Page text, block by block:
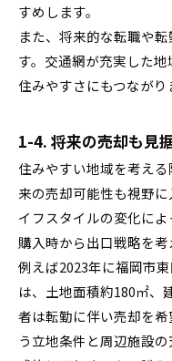
すめします。
また、将来的な転職や
す。交通網が充実した
住みやすさにもつながり
1-4. 将来の売却も見
住みやすい地域を考え
来の売却可能性も視野
イフスタイルの変化によ
購入時から出口戦略を考
例えば2023年に福岡市
は、土地面積約180㎡、
者は転勤に伴い売却を
う立地条件と周辺施設